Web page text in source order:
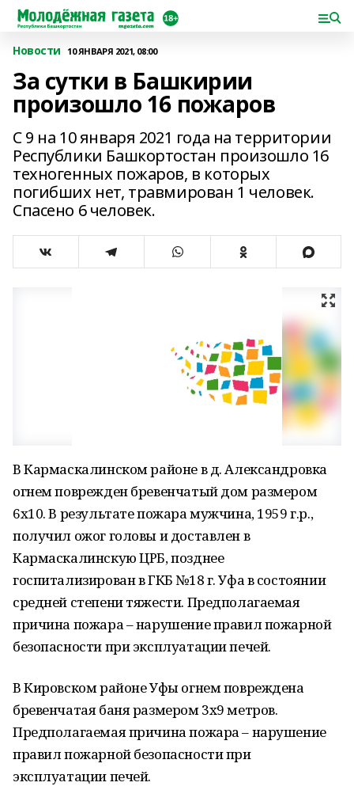
Новости 10 ЯНВАРЯ 2021, 08:00
За сутки в Башкирии
произошло 16 пожаров
С 9 на 10 января 2021 года на территории
Республики Башкортостан произошло 16
техногенных пожаров, в которых
погибших нет, травмирован 1 человек.
Спасено 6 человек.
В Кармаскалинском районе в д. Александровка
огнем поврежден бревенчатый дом размером
6х10. В результате пожара мужчина, 1959 г.р.,
получил ожог головы и доставлен в
Кармаскалинскую ЦРБ, позднее
госпитализирован в ГКБ №18 г. Уфа в состоянии
средней степени тяжести. Предполагаемая
причина пожара – нарушение правил пожарной
безопасности при эксплуатации печей.
В Кировском районе Уфы огнем повреждена
бревенчатая баня размером 3х9 метров.
Предполагаемая причина пожара – нарушение
правил пожарной безопасности при
эксплуатации печей.